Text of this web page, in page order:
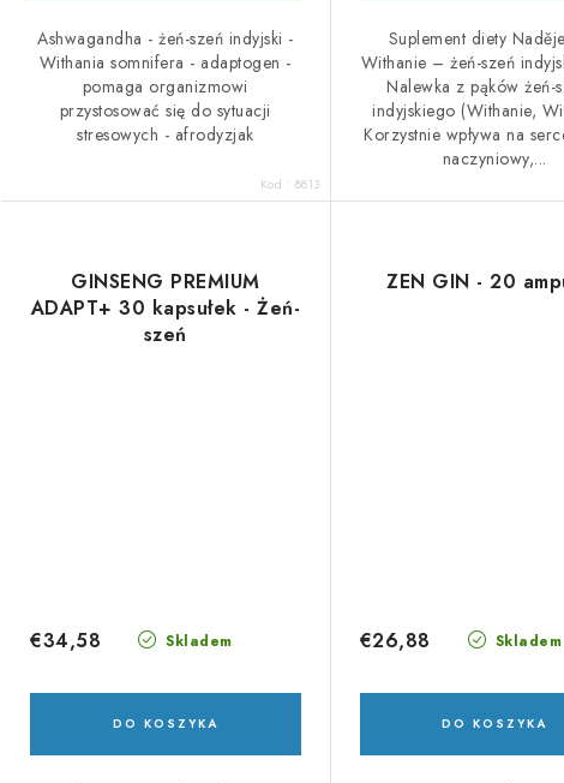
Ashwagandha - żeń-szeń indyjski -
Withania somnifera - adaptogen -
pomaga organizmowi
przystosować się do sytuacji
stresowych - afrodyzjak
Kod : 8813
Suplement diety
Withanie – żeń-szeń
Nalewka z pąków żeń-
indyjskiego (Withanie,
Korzystnie wpływa na
naczyniowy,...
GINSENG PREMIUM
ADAPT+ 30 kapsułek - Żeń-
szeń
Skladem
€34,58
DO KOSZYKA
ZEN GIN - 20
Skladem
€26,88
DO KOSZYKA